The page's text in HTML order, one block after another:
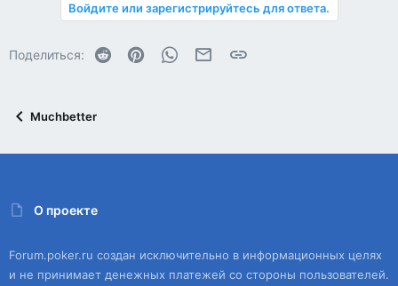
Войдите или зарегистрируйтесь для ответа.
Поделиться: Reddit PinterestWhatsAppЭлектронная почта
Ссылка
Muchbetter
О проекте
Forum.poker.ru создан исключительно в информационных целях
и не принимает денежных платежей со стороны пользователей.